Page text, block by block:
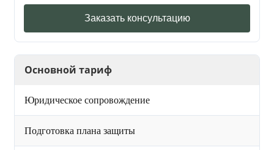
Заказать консультацию
Основной тариф
Юридическое сопровождение
Подготовка плана защиты